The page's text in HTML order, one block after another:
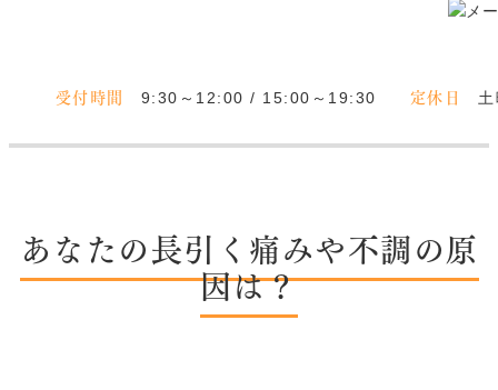
受付時間 9:30～12:00 / 15:00～19:30 定休日
あなたの長引く痛みや不調の原
因は？